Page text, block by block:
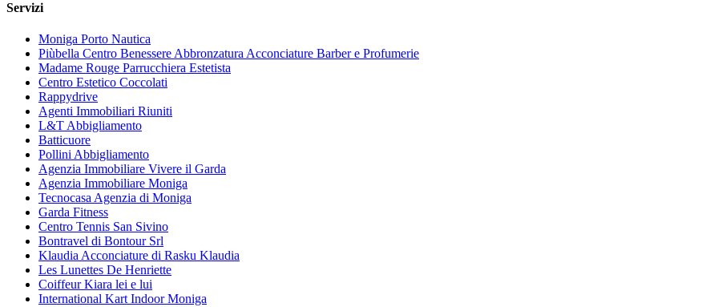
Servizi
Moniga Porto Nautica
Piùbella Centro Benessere Abbronzatura Acconciature Barber e Profumerie
Madame Rouge Parrucchiera Estetista
Centro Estetico Coccolati
Rappydrive
Agenti Immobiliari Riuniti
L&T Abbigliamento
Batticuore
Pollini Abbigliamento
Agenzia Immobiliare Vivere il Garda
Agenzia Immobiliare Moniga
Tecnocasa Agenzia di Moniga
Garda Fitness
Centro Tennis San Sivino
Bontravel di Bontour Srl
Klaudia Acconciature di Rasku Klaudia
Les Lunettes De Henriette
Coiffeur Kiara lei e lui
International Kart Indoor Moniga